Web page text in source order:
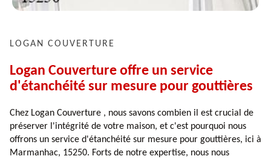
LOGAN COUVERTURE
Logan Couverture offre un service
d'étanchéité sur mesure pour gouttières
Chez Logan Couverture , nous savons combien il est crucial de
préserver l'intégrité de votre maison, et c'est pourquoi nous
offrons un service d'étanchéité sur mesure pour gouttières, ici à
Marmanhac, 15250. Forts de notre expertise, nous nous